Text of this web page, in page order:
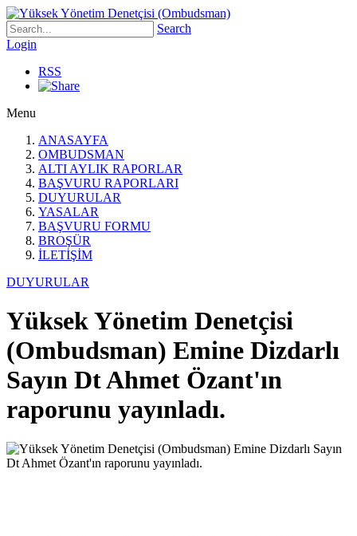
Search
Login
RSS
Menu
ANASAYFA
OMBUDSMAN
ALTI AYLIK RAPORLAR
BAŞVURU RAPORLARI
DUYURULAR
YASALAR
BAŞVURU FORMU
BROŞÜR
İLETİŞİM
DUYURULAR
Yüksek Yönetim Denetçisi
(Ombudsman) Emine Dizdarlı
Sayın Dt Ahmet Özant'ın
raporunu yayınladı.